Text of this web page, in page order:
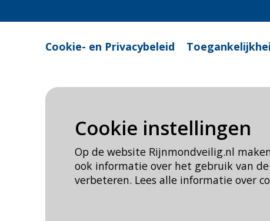
Cookie instellingen
Op de website Rijnmondveilig.nl
ook informatie over het gebruik van
verbeteren. Lees alle informatie over
Cookie- en Privacybeleid